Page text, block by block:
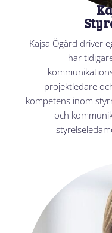
Kajsa Ögård driver
har
projektledare
kompetens inom
och